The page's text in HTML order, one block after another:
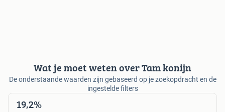
Wat je moet weten over Tam konijn
De onderstaande waarden zijn gebaseerd op je zoekopdracht en de
ingestelde filters
19,2%